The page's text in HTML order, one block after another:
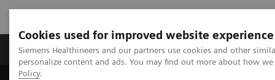
Cookies used for improved website experience
Siemens Healthineers and our partners use cookies and other
personalize content and ads. You may find out more about how
Policy.
Produits & services Domaines cliniques